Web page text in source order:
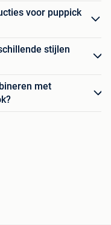
voor puppick
stijlen
met